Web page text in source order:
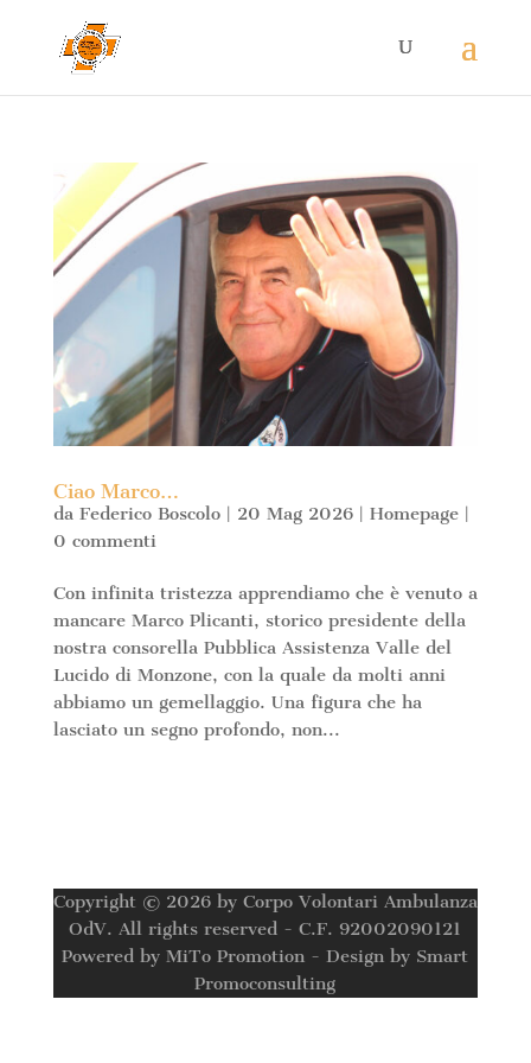
Ciao Marco…
da Federico Boscolo| 20 Mag 2026| Homepage|
0 commenti
Con infinita tristezza apprendiamo che è venuto a
mancare Marco Plicanti, storico presidente della
nostra consorella Pubblica Assistenza Valle del
Lucido di Monzone, con la quale da molti anni
abbiamo un gemellaggio. Una figura che ha
lasciato un segno profondo, non...
Copyright © 2026 by Corpo Volontari Ambulanza
OdV. All rights reserved - C.F. 92002090121
Powered by MiTo Promotion - Design by Smart
Promoconsulting